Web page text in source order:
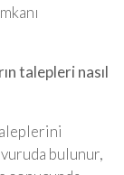
talepleri nasıl
bulunur,